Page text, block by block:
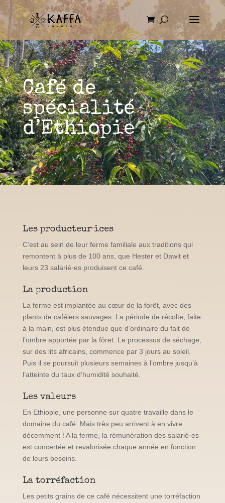
Café de
spécialité
d’Ethiopie
Les producteur·ices
C’est au sein de leur ferme familiale aux traditions qui
remontent à plus de 100 ans, que Hester et Dawit et
leurs 23 salarié·es produisent ce café.
La production
La ferme est implantée au cœur de la forêt, avec des
plants de caféiers sauvages. La période de récolte, faite
à la main, est plus étendue que d’ordinaire du fait de
l’ombre apportée par la fôret. Le processus de séchage,
sur des lits africains, commence par 3 jours au soleil.
Puis il se poursuit plusieurs semaines à l’ombre jusqu’à
l’atteinte du taux d’humidité souhaité.
Les valeurs
En Ethiopie, une personne sur quatre travaille dans le
domaine du café. Mais très peu arrivent à en vivre
décemment ! A la ferme, la rémunération des salarié·es
est concertée et revalorisée chaque année en fonction
de leurs besoins.
La torréfaction
Les petits grains de ce café nécessitent une torréfaction